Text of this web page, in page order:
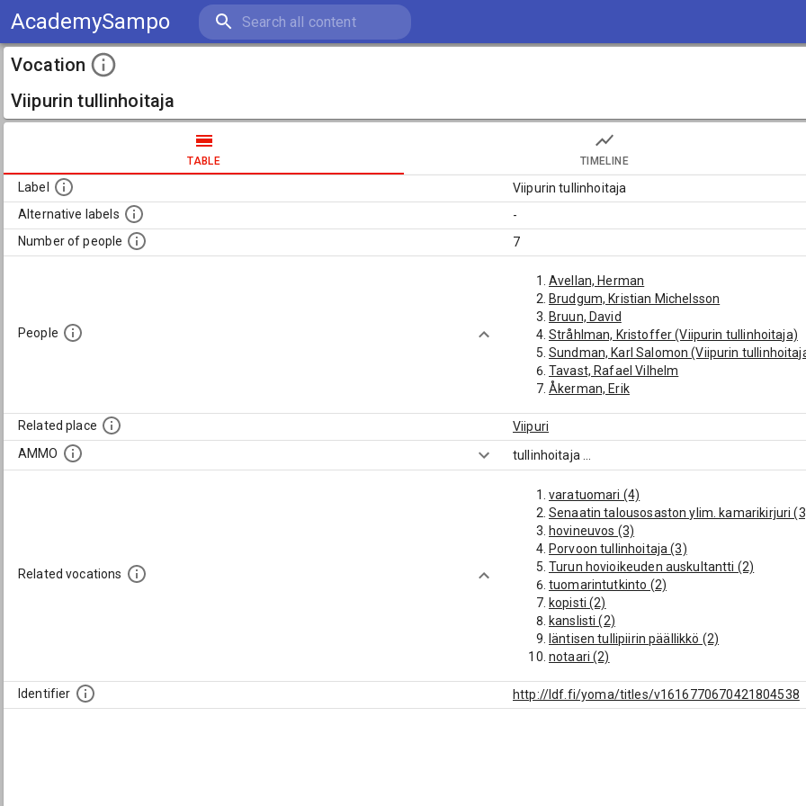
AcademySampo
Vocation
Viipurin tullinhoitaja
TABLE TIMELINE
Label
Viipurin tullinhoitaja
Alternative labels
-
Number of people
7
People
Avellan, Herman
Brudgum, Kristian Michelsson
Bruun, David
Stråhlman, Kristoffer (Viipurin tullinhoitaja)
Sundman, Karl Salomon (Viipurin
Tavast, Rafael Vilhelm
Åkerman, Erik
Related place
Viipuri
AMMO
tullinhoitaja
Related vocations
varatuomari (4)
Senaatin talousosaston ylim. kamarikirjuri
hovineuvos (3)
Porvoon tullinhoitaja (3)
Turun hovioikeuden auskultantti (2)
tuomarintutkinto (2)
kopisti (2)
kanslisti (2)
läntisen tullipiirin päällikkö (2)
notaari (2)
kamarineuvos (2)
Identifier http://ldf.fi/yoma/titles/v1616770670421804538